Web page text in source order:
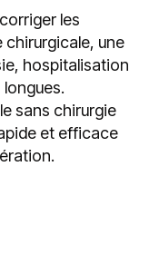
les
chirurgicale, une
hospitalisation
sans chirurgie
et efficace